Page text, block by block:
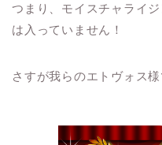
つまり、モイスチャライ
は入っていません！
さすが我らのエトヴォス様